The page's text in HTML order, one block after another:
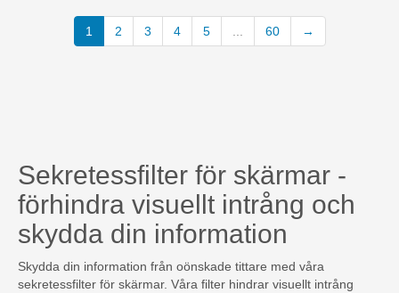
1 (current)
2 3 4 5 ... 60 →
Sekretessfilter för skärmar -
förhindra visuellt intrång och
skydda din information
Skydda din information från oönskade tittare med våra
sekretessfilter för skärmar. Våra filter hindrar visuellt intrång